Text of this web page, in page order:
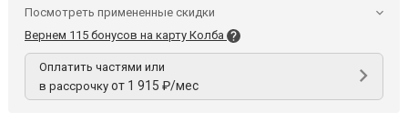
Посмотреть примененные скидки
Вернем 115 бонусов на карту Колба
Оплатить частями или
в рассрочку от 1 915 ₽/мес